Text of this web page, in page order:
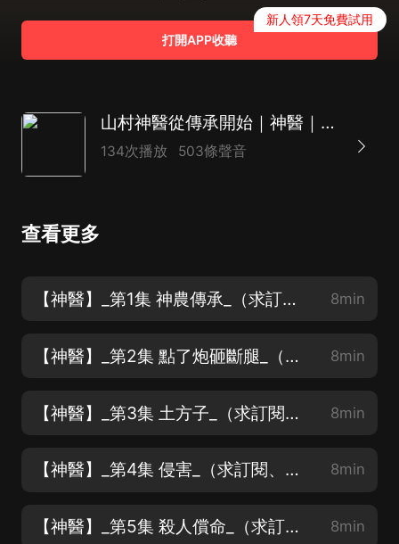
打開APP收聽
新人領7天免費試用
山村神醫從傳承開始｜神醫｜逆襲&發家致富|AI多播
134次播放 503條聲音
查看更多
【神醫】_第1集 神農傳承_（求訂閱、求月票、求評論點讚） 8min
【神醫】_第2集 點了炮砸斷腿_（求訂閱、求月票、求評論點讚） 8min
【神醫】_第3集 土方子_（求訂閱、求月票、求評論點讚） 8min
【神醫】_第4集 侵害_（求訂閱、求月票、求評論點讚） 8min
【神醫】_第5集 殺人償命_（求訂閱、求月票、求評論點讚） 8min